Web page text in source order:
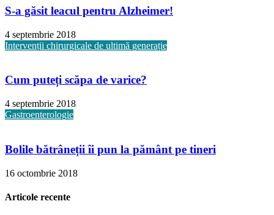
S-a găsit leacul pentru Alzheimer!
4 septembrie 2018
Intervenții chirurgicale de ultimă generație
Cum puteți scăpa de varice?
4 septembrie 2018
Gastroenterologie
Bolile bătrâneții îi pun la pământ pe tineri
16 octombrie 2018
Articole recente